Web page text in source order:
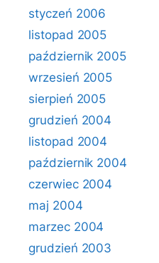
styczeń 2006
listopad 2005
październik 2005
wrzesień 2005
sierpień 2005
grudzień 2004
listopad 2004
październik 2004
czerwiec 2004
maj 2004
marzec 2004
grudzień 2003